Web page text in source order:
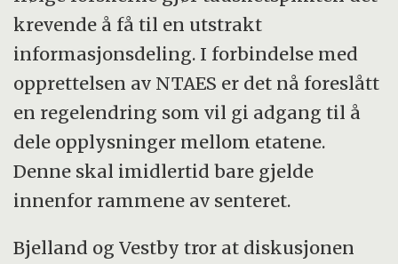
krevende å få til en utstrakt
informasjonsdeling. I forbindelse med
opprettelsen av NTAES er det nå foreslått
en regelendring som vil gi adgang til å
dele opplysninger mellom etatene.
Denne skal imidlertid bare gjelde
innenfor rammene av senteret.
Bjelland og Vestby tror at diskusjonen